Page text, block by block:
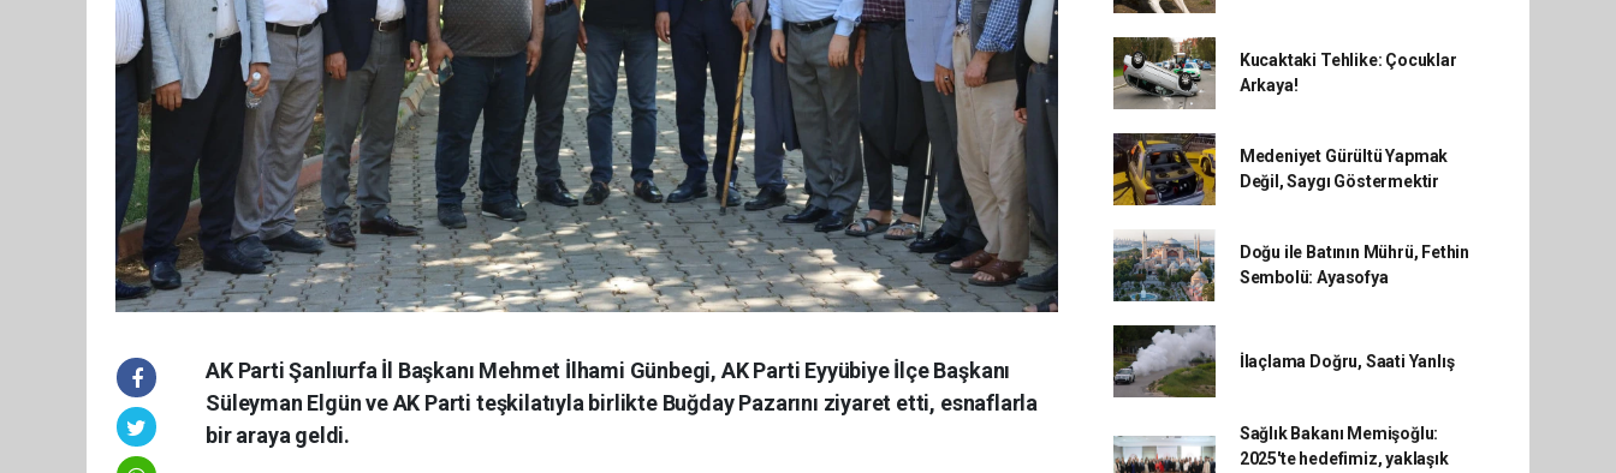
AK Parti Şanlıurfa İl Başkanı Mehmet İlhami Günbegi, AK Parti Eyyübiye İlçe Başkanı
Süleyman Elgün ve AK Parti teşkilatıyla birlikte Buğday Pazarını ziyaret etti, esnaflarla
bir araya geldi.
Kucaktaki Tehlike: Çocuklar
Arkaya!
Medeniyet Gürültü Yapmak
Değil, Saygı Göstermektir
Doğu ile Batının Mührü, Fethin
Sembolü: Ayasofya
İlaçlama Doğru, Saati Yanlış
Sağlık Bakanı Memişoğlu:
2025'te hedefimiz, yaklaşık